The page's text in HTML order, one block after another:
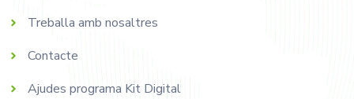
Treballa amb nosaltres
Contacte
Ajudes programa Kit Digital